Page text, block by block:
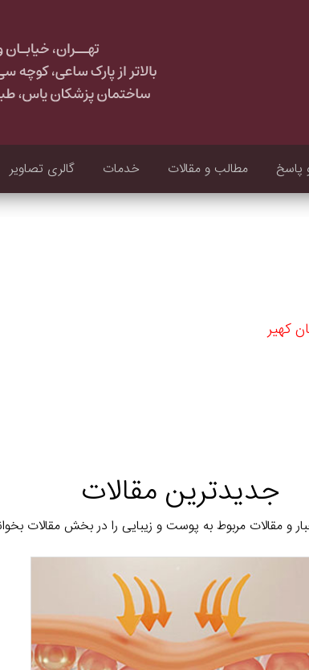
مطالب و مقالات خدمات گالری تصاویر
کهیر
جدیدترین مقالات
و مقالات مربوط به پوست و زیبایی را در بخش مقالات